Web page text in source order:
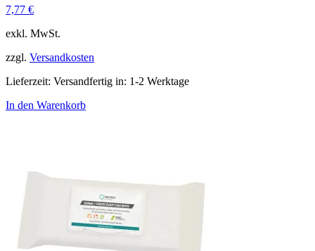
7,77 €
exkl. MwSt.
zzgl. Versandkosten
Lieferzeit: Versandfertig in: 1-2 Werktage
In den Warenkorb